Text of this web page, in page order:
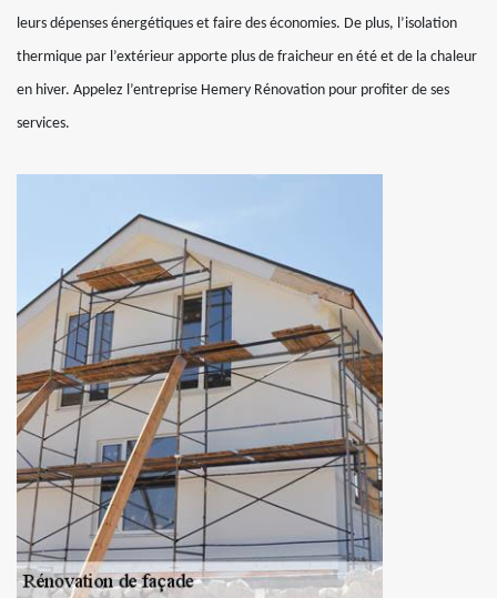
leurs dépenses énergétiques et faire des économies. De plus, l’isolation
thermique par l’extérieur apporte plus de fraicheur en été et de la chaleur
en hiver. Appelez l’entreprise Hemery Rénovation pour profiter de ses
services.